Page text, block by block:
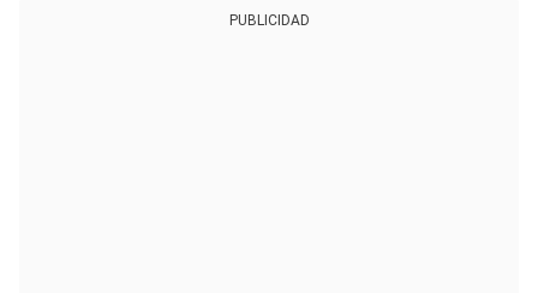
PUBLICIDAD